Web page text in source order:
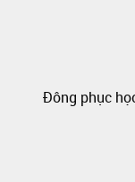
Đông phục